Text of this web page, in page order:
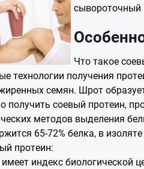
сывороточный
Что такое
технологии получения
семян. Шрот
получить соевый протеин,
методов выделения
65-72% белка, в
протеин:
имеет индекс биологической